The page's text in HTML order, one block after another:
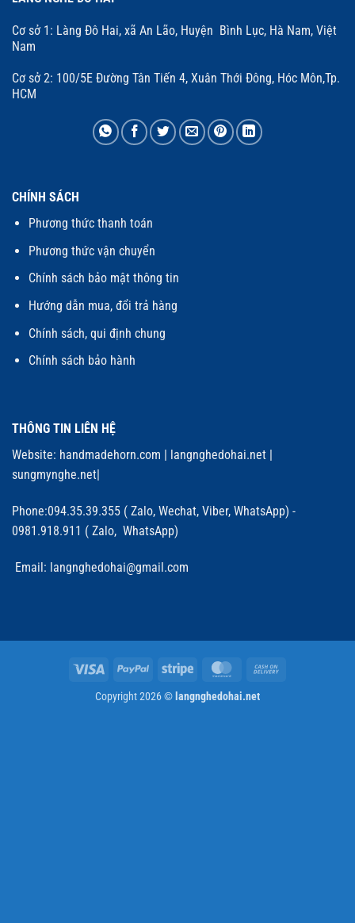
Cơ sở 1: Làng Đô Hai, xã An Lão, Huyện Bình Lục, Hà Nam, Việt
Nam
Cơ sở 2: 100/5E Đường Tân Tiến 4, Xuân Thới Đông, Hóc Môn,Tp.
HCM
CHÍNH SÁCH
Phương thức thanh toán
Phương thức vận chuyển
Chính sách bảo mật thông tin
Hướng dẫn mua, đổi trả hàng
Chính sách, qui định chung
Chính sách bảo hành
THÔNG TIN LIÊN HỆ
Website: handmadehorn.com | langnghedohai.net |
sungmynghe.net|
Phone:094.35.39.355 ( Zalo, Wechat, Viber, WhatsApp) -
0981.918.911 ( Zalo, WhatsApp)
Email: langnghedohai@gmail.com
Visa PayPal Stripe MasterCard
Copyright 2026 ©langnghedohai.net